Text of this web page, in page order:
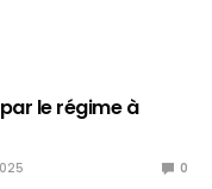
le régime à
0